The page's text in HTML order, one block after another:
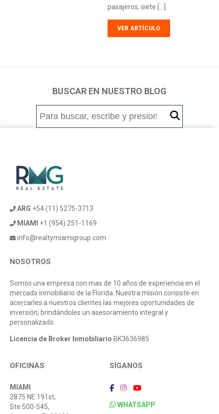
pasajeros, siete […]
VER ARTÍCULO
BUSCAR EN NUESTRO BLOG
ARG +54 (11) 5275-3713
MIAMI
+1 (954) 251-1169
info@realtymiamigroup.com
NOSOTROS
Somos una empresa con mas de 10 años de experiencia en el
mercado inmobiliario de la Florida. Nuestra misión consiste en
acercarles a nuestros clientes las mejores oportunidades de
inversión, brindándoles un asesoramiento integral y
personalizado.
Licencia de Broker Inmobiliario BK3636985
OFICINAS
MIAMI
2875 NE 191st,
Ste 500-545,
SÍGANOS
WHATSAPP